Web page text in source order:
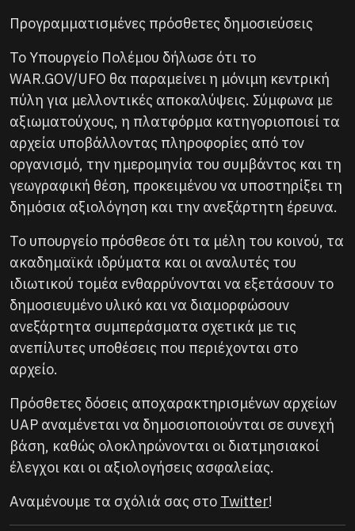
Προγραμματισμένες πρόσθετες δημοσιεύσεις
Το Υπουργείο Πολέμου δήλωσε ότι το
WAR.GOV/UFO θα παραμείνει η μόνιμη κεντρική
πύλη για μελλοντικές αποκαλύψεις. Σύμφωνα με
αξιωματούχους, η πλατφόρμα κατηγοριοποιεί τα
αρχεία υποβάλλοντας πληροφορίες από τον
οργανισμό, την ημερομηνία του συμβάντος και τη
γεωγραφική θέση, προκειμένου να υποστηρίξει τη
δημόσια αξιολόγηση και την ανεξάρτητη έρευνα.
Το υπουργείο πρόσθεσε ότι τα μέλη του κοινού, τα
ακαδημαϊκά ιδρύματα και οι αναλυτές του
ιδιωτικού τομέα ενθαρρύνονται να εξετάσουν το
δημοσιευμένο υλικό και να διαμορφώσουν
ανεξάρτητα συμπεράσματα σχετικά με τις
ανεπίλυτες υποθέσεις που περιέχονται στο
αρχείο.
Πρόσθετες δόσεις αποχαρακτηρισμένων αρχείων
UAP αναμένεται να δημοσιοποιούνται σε συνεχή
βάση, καθώς ολοκληρώνονται οι διατμησιακοί
έλεγχοι και οι αξιολογήσεις ασφαλείας.
Αναμένουμε τα σχόλιά σας στο Twitter!